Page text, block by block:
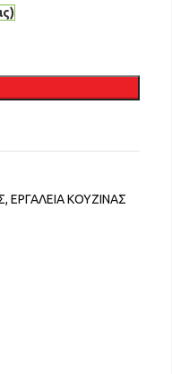
, ΕΡΓΑΛΕΙΑ ΚΟΥΖΙΝΑΣ